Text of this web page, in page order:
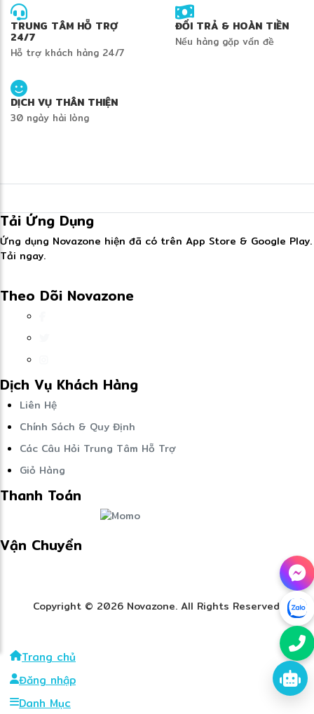
TRUNG TÂM HỖ TRỢ
24/7
Hỗ trợ khách hàng 24/7
ĐỔI TRẢ & HOÀN TIỀN
Nếu hàng gặp vấn đề
DỊCH VỤ THÂN THIỆN
30 ngày hài lòng
Tải Ứng Dụng
Ứng dụng Novazone hiện đã có trên App Store & Google Play.
Tải ngay.
Theo Dõi Novazone
Dịch Vụ Khách Hàng
Liên Hệ
Chính Sách & Quy Định
Các Câu Hỏi Trung Tâm Hỗ Trợ
Giỏ Hàng
Thanh Toán
Vận Chuyển
Copyright © 2026 Novazone. All Rights Reserved.
Trang chủ
Đăng nhập
Danh Mục